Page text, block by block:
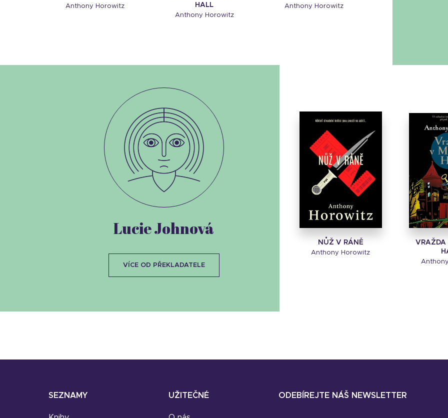
Anthony Horowitz
HALL
Anthony Horowitz
Anthony Horowitz
NŮŽ V RÁNĚ
Anthony Horowitz
VRAŽDA
Lucie Johnová
VÍCE OD PŘEKLADATELE
SEZNAMY UŽITEČNÉ ODEBÍREJTE NÁŠ NEWSLETTER